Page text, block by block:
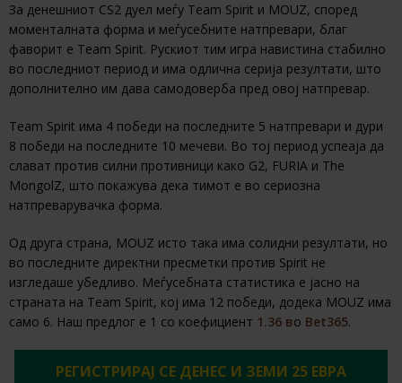
За денешниот CS2 дуел меѓу Team Spirit и MOUZ, според
моменталната форма и меѓусебните натпревари, благ
фаворит е Team Spirit. Рускиот тим игра навистина стабилно
во последниот период и има одлична серија резултати, што
дополнително им дава самодоверба пред овој натпревар.
Team Spirit има 4 победи на последните 5 натпревари и дури
8 победи на последните 10 мечеви. Во тој период успеаја да
слават против силни противници како G2, FURIA и The
MongolZ, што покажува дека тимот е во сериозна
натпреварувачка форма.
Од друга страна, MOUZ исто така има солидни резултати, но
во последните директни пресметки против Spirit не
изгледаше убедливо. Меѓусебната статистика е јасно на
страната на Team Spirit, кој има 12 победи, додека MOUZ има
само 6. Наш предлог е 1 со коефициент 1.36 во Bet365.
РЕГИСТРИРАЈ СЕ ДЕНЕС И ЗЕМИ 25 ЕВРА